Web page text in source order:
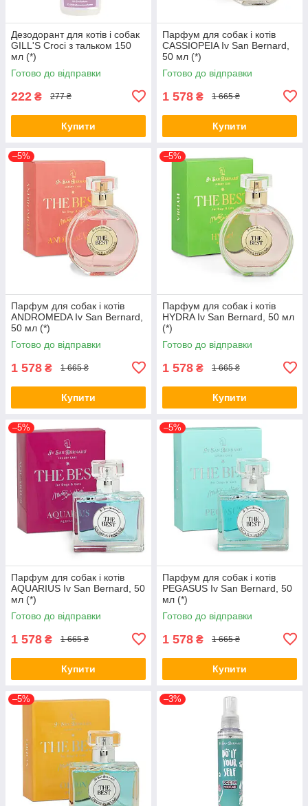
Дезодорант для котів і собак
GILL'S Croci з тальком 150
мл (*)
Готово до відправки
222 ₴ 277 ₴
Купити
Парфум для собак і котів
CASSIOPEIA Iv San Bernard,
50 мл (*)
Готово до відправки
1 578 ₴ 1 665 ₴
Купити
–5%
Парфум для собак і котів
ANDROMEDA Iv San Bernard,
50 мл (*)
Готово до відправки
1 578 ₴ 1 665 ₴
Купити
–5%
Парфум для собак і котів
HYDRA Iv San Bernard, 50 мл
(*)
Готово до відправки
1 578 ₴ 1 665 ₴
Купити
–5%
Парфум для собак і котів
AQUARIUS Iv San Bernard, 50
мл (*)
Готово до відправки
1 578 ₴ 1 665 ₴
Купити
–5%
Парфум для собак і котів
PEGASUS Iv San Bernard, 50
мл (*)
Готово до відправки
1 578 ₴ 1 665 ₴
Купити
–5% –3%